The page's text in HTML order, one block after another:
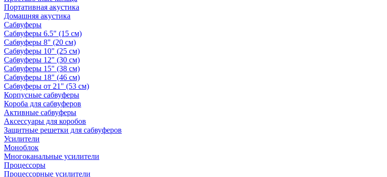
Портативная акустика
Домашняя акустика
Сабвуферы
Сабвуферы 6.5" (15 см)
Сабвуферы 8" (20 см)
Сабвуферы 10" (25 см)
Сабвуферы 12" (30 см)
Сабвуферы 15" (38 см)
Сабвуферы 18" (46 см)
Сабвуферы от 21" (53 см)
Корпусные сабвуферы
Короба для сабвуферов
Активные сабвуферы
Аксессуары для коробов
Защитные решетки для сабвуферов
Усилители
Моноблок
Многоканальные усилители
Процессоры
Процессорные усилители